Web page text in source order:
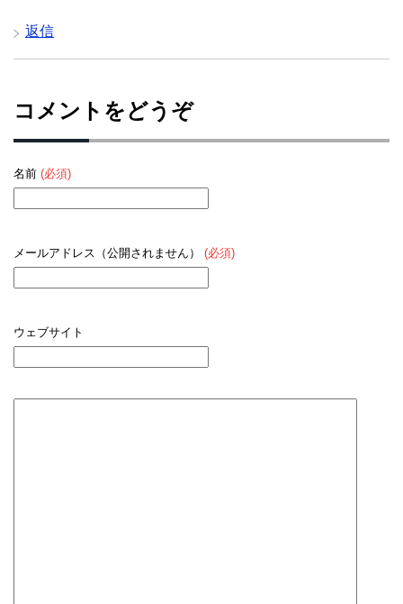
返信
コメントをどうぞ
名前 (必須)
メールアドレス（公開されません） (必須)
ウェブサイト